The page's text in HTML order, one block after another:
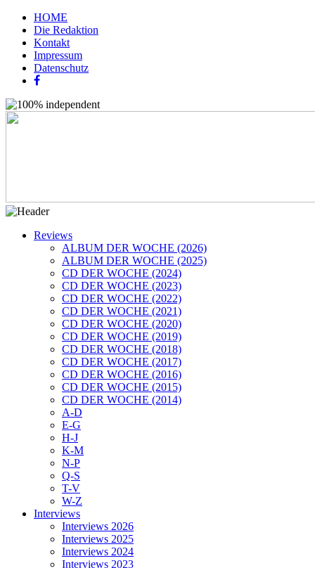
HOME
Die Redaktion
Kontakt
Impressum
Datenschutz
Reviews
ALBUM DER WOCHE (2026)
ALBUM DER WOCHE (2025)
CD DER WOCHE (2024)
CD DER WOCHE (2023)
CD DER WOCHE (2022)
CD DER WOCHE (2021)
CD DER WOCHE (2020)
CD DER WOCHE (2019)
CD DER WOCHE (2018)
CD DER WOCHE (2017)
CD DER WOCHE (2016)
CD DER WOCHE (2015)
CD DER WOCHE (2014)
A-D
E-G
H-J
K-M
N-P
Q-S
T-V
W-Z
Interviews
Interviews 2026
Interviews 2025
Interviews 2024
Interviews 2023